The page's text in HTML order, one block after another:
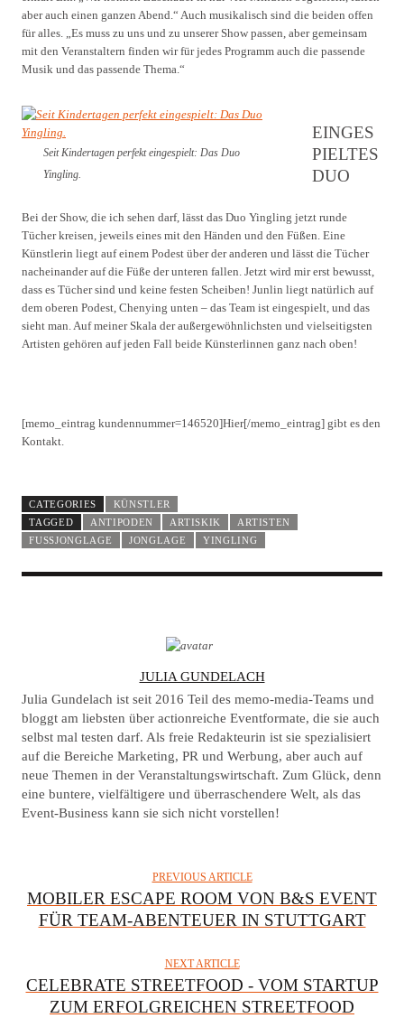
aber auch einen ganzen Abend.“ Auch musikalisch sind die beiden offen
für alles. „Es muss zu uns und zu unserer Show passen, aber gemeinsam
mit den Veranstaltern finden wir für jedes Programm auch die passende
Musik und das passende Thema.“
Seit Kindertagen perfekt eingespielt: Das Duo
Yingling.
EINGES
PIELTES
DUO
Bei der Show, die ich sehen darf, lässt das Duo Yingling jetzt runde
Tücher kreisen, jeweils eines mit den Händen und den Füßen. Eine
Künstlerin liegt auf einem Podest über der anderen und lässt die Tücher
nacheinander auf die Füße der unteren fallen. Jetzt wird mir erst bewusst,
dass es Tücher sind und keine festen Scheiben! Junlin liegt natürlich auf
dem oberen Podest, Chenying unten – das Team ist eingespielt, und das
sieht man. Auf meiner Skala der außergewöhnlichsten und vielseitigsten
Artisten gehören auf jeden Fall beide Künsterlinnen ganz nach oben!
[memo_eintrag kundennummer=146520]Hier[/memo_eintrag] gibt es den
Kontakt.
CATEGORIES
KÜNSTLER
TAGGED
ANTIPODEN ARTISKIK
ARTISTEN
FUSSJONGLAGE
JONGLAGE YINGLING
U
T
H
O
R
JULIA GUNDELACH
Julia Gundelach ist seit 2016 Teil des memo-media-Teams und
bloggt am liebsten über actionreiche Eventformate, die sie auch
selbst mal testen darf. Als freie Redakteurin ist sie spezialisiert
auf die Bereiche Marketing, PR und Werbung, aber auch auf
neue Themen in der Veranstaltungswirtschaft. Zum Glück, denn
eine buntere, vielfältigere und überraschendere Welt, als das
Event-Business kann sie sich nicht vorstellen!
PREVIOUS ARTICLE
MOBILER ESCAPE ROOM VON B&S EVENT
FÜR TEAM-ABENTEUER IN STUTTGART
NEXT ARTICLE
CELEBRATE STREETFOOD - VOM STARTUP
ZUM ERFOLGREICHEN STREETFOOD